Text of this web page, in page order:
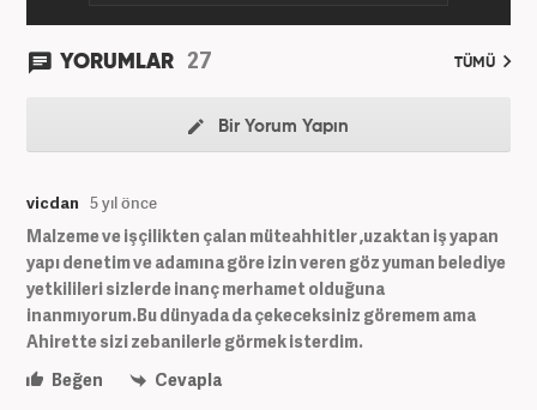
YORUMLAR 27 TÜMÜ
Bir Yorum Yapın
vicdan 5 yıl önce
Malzeme ve işçilikten çalan müteahhitler ,uzaktan iş yapan
yapı denetim ve adamına göre izin veren göz yuman belediye
yetkilileri sizlerde inanç merhamet olduğuna
inanmıyorum.Bu dünyada da çekeceksiniz göremem ama
Ahirette sizi zebanilerle görmek isterdim.
Beğen
Cevapla